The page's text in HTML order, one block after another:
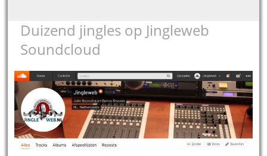
Duizend jingles op Jingleweb
Soundcloud